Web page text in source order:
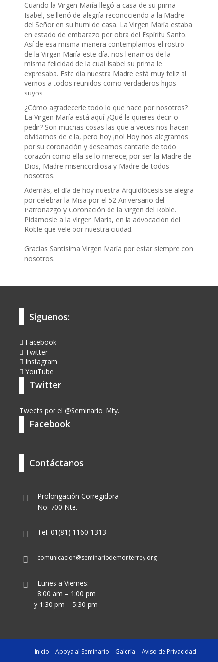
Cuando la Virgen María llegó a casa de su prima
Isabel, se llenó de alegría reconociendo a la Madre
del Señor en su humilde casa. La Virgen María estaba
en estado de embarazo por obra del Espíritu Santo.
Así de esa misma manera contemplamos el rostro
de la Virgen María este día, nos llenamos de la
misma felicidad de la cual Isabel su prima le
expresaba. Este día nuestra Madre está muy feliz al
vernos a todos reunidos como verdaderos hijos
suyos.
¿Cómo agradecerle todo lo que hace por nosotros?
La Virgen María está aquí ¿Qué le quieres decir o
pedir? Son muchas cosas las que a veces nos hacen
olvidarnos de ella, pero hoy ¡no! Hoy nos alegramos
por su coronación y deseamos cantarle de todo
corazón como ella se lo merece; por ser la Madre de
Dios, Madre misericordiosa y Madre de todos
nosotros.
Además, el día de hoy nuestra Arquidiócesis se alegra
por celebrar la Misa por el 52 Aniversario del
Patronazgo y Coronación de la Virgen del Roble.
Pidámosle a la Virgen María, en la advocación del
Roble que vele por nuestra ciudad.
Gracias Santísima Virgen María por estar siempre con
nosotros.
Síguenos:
Facebook
Twitter
Instagram
YouTube
Twitter
Tweets por el @Seminario_Mty.
Facebook
Contáctanos
Prolongación Corregidora
No. 700 Nte.
Tel. 01(81) 1160-1313
comunicacion@seminariodemonterrey.org
Lunes a Viernes:
8:00 am – 1:00 pm
y 1:30 pm – 5:30 pm
Inicio Apoya al Seminario Galería Aviso de Privacidad